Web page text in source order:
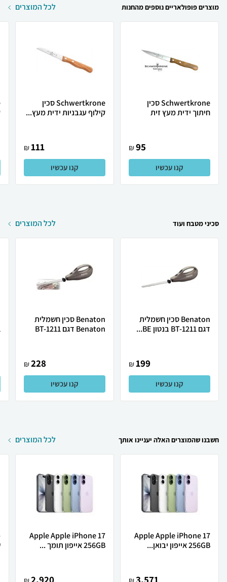
מוצרים פופולאריים נוספים מהחנות לכל המוצרים
Schwertkrone סכין
חיתוך ידית מעץ זית
95
₪
קנו עכשיו
Schwertkrone סכין
קילוף עגבניות ידית מעץ...
111
₪
קנו עכשיו
סכיני מטבח ועוד לכל המוצרים
Benaton סכין חשמלית
דגם BT-1211 בנטון BE...
199
₪
קנו עכשיו
Benaton סכין חשמלית
Benaton דגם BT-1211
228
₪
קנו עכשיו
חשבנו שהמוצרים האלה יעניינו אותך לכל המוצרים
Apple Apple iPhone 17
256GB אייפון יבואן...
3,571
Apple Apple iPhone 17
256GB אייפון תומך ...
2,920